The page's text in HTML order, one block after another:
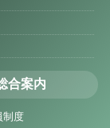
合案内
制度